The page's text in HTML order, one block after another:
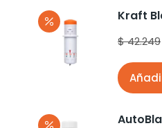
Kraft
$42.249